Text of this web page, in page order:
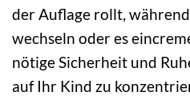
der Auflage rollt,
wechseln oder es
nötige Sicherheit und
auf Ihr Kind zu